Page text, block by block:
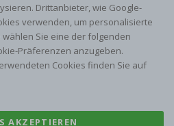
Drittanbieter, wie Google-
verwenden, um personalisierte
Sie eine der folgenden
Präferenzen anzugeben.
Cookies finden Sie auf
AKZEPTIEREN